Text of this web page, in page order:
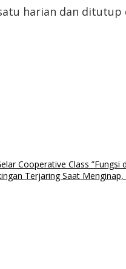
harian dan
Cooperative Class
Terjaring Saat